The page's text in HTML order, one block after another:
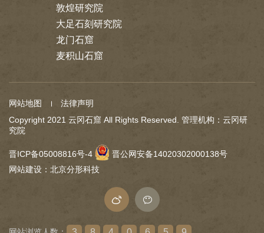
敦煌研究院
大足石刻研究院
龙门石窟
麦积山石窟
网站地图
法律声明
Copyright 2021 云冈石窟 All Rights Reserved. 管理机构：云冈研
究院
晋ICP备05008816号-4
晋公网安备14020302000138号
网站建设 ： 北京分形科技